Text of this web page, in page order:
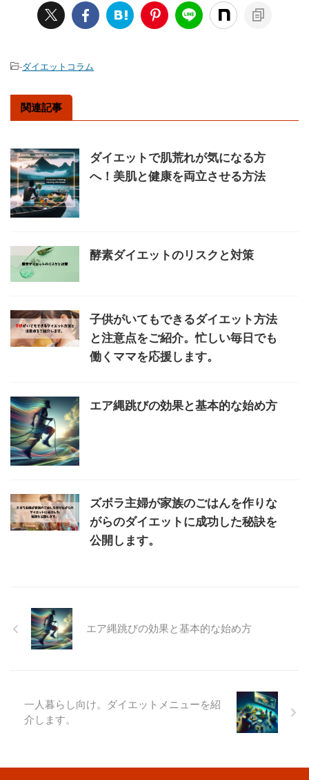
-ダイエットコラム
関連記事
ダイエットで肌荒れが気になる方
へ！美肌と健康を両立させる方法
酵素ダイエットのリスクと対策
子供がいてもできるダイエット方法
と注意点をご紹介。忙しい毎日でも
働くママを応援します。
エア縄跳びの効果と基本的な始め方
ズボラ主婦が家族のごはんを作りな
がらのダイエットに成功した秘訣を
公開します。
エア縄跳びの効果と基本的な始め方
一人暮らし向け。ダイエットメニューを紹
介します。